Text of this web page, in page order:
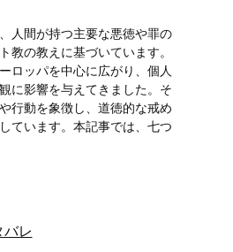
人間が持つ主要な悪徳や罪の
教の教えに基づいています。
ロッパを中心に広がり、個人
に影響を与えてきました。そ
行動を象徴し、道徳的な戒め
ています。本記事では、七つ